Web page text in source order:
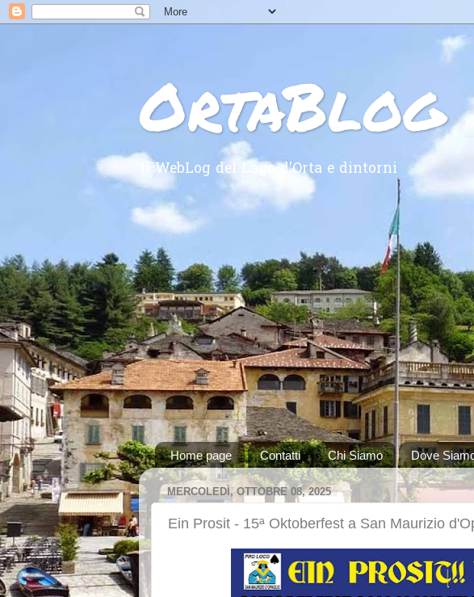
OrtaBlog
Il WebLog del Lago d'Orta e dintorni
Home page Contatti Chi Siamo Dove
MERCOLEDÌ, OTTOBRE 08, 2025
Ein Prosit - 15ª Oktoberfest a San Maurizio